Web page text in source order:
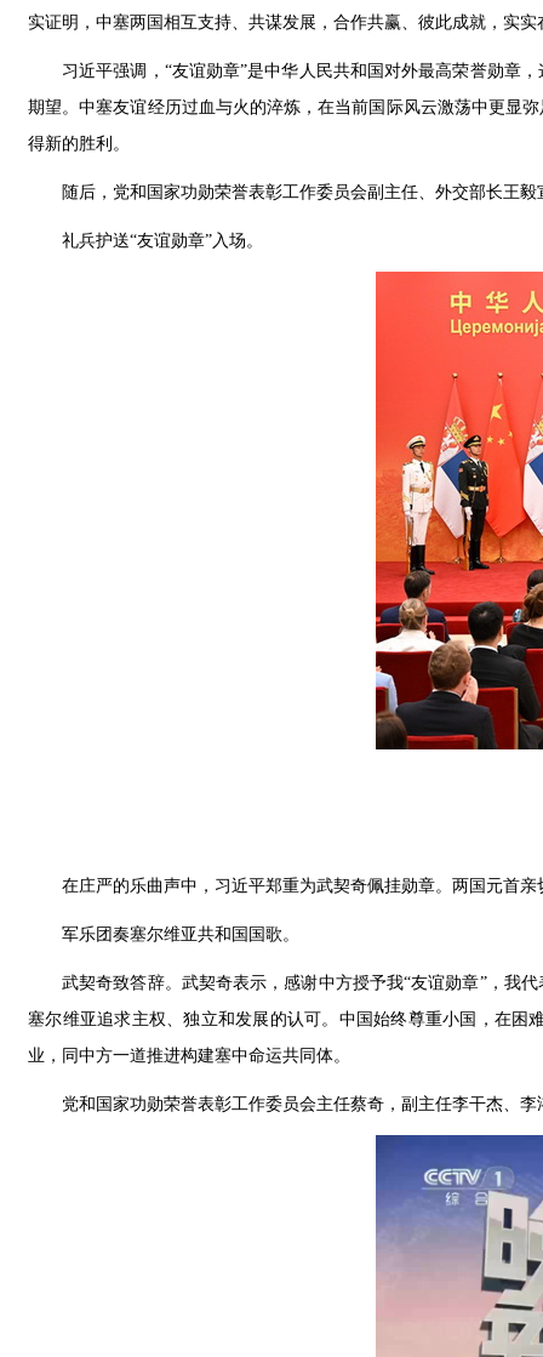
实证明，中塞两国相互支持、共谋发展，合作共赢、彼此成就，实
习近平强调，“友谊勋章”是中华人民共和国对外最高荣誉勋章
期望。中塞友谊经历过血与火的淬炼，在当前国际风云激荡中更显
得新的胜利。
随后，党和国家功勋荣誉表彰工作委员会副主任、外交部长王
礼兵护送“友谊勋章”入场。
在庄严的乐曲声中，习近平郑重为武契奇佩挂勋章。两国元首
军乐团奏塞尔维亚共和国国歌。
武契奇致答辞。武契奇表示，感谢中方授予我“友谊勋章”，我
塞尔维亚追求主权、独立和发展的认可。中国始终尊重小国，在
业，同中方一道推进构建塞中命运共同体。
党和国家功勋荣誉表彰工作委员会主任蔡奇，副主任李干杰、